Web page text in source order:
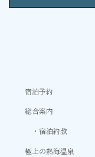
宿泊予約
総合案内
宿泊約款
極上の熱海温泉